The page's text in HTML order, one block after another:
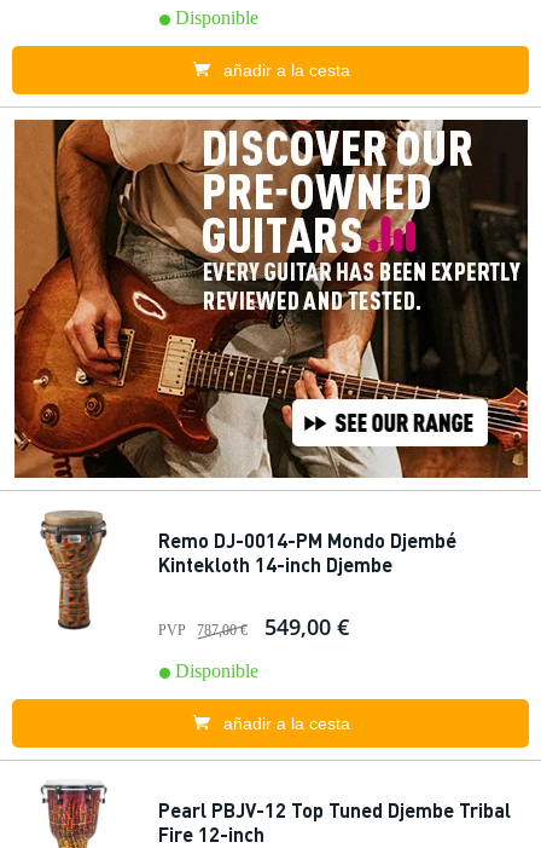
Disponible
añadir a la cesta
Remo DJ-0014-PM Mondo Djembé
Kintekloth 14-inch Djembe
PVP 787,00 € 549,00 €
Disponible
añadir a la cesta
Pearl PBJV-12 Top Tuned Djembe Tribal
Fire 12-inch